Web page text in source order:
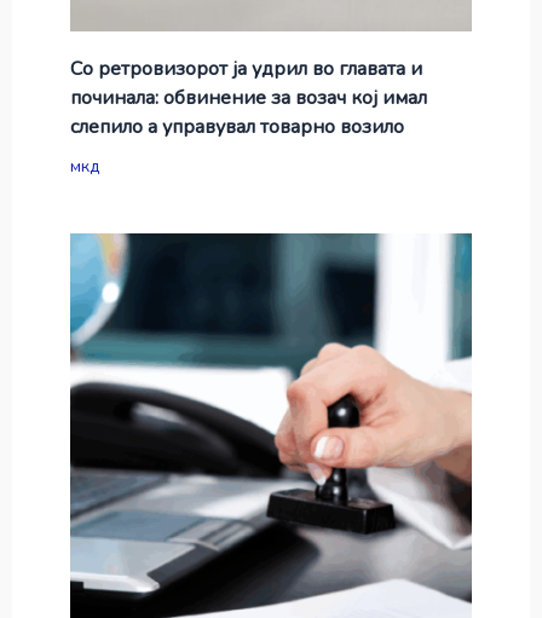
Со ретровизорот ја удрил во главата и
починала: обвинение за возач кој имал
слепило а управувал товарно возило
мкд